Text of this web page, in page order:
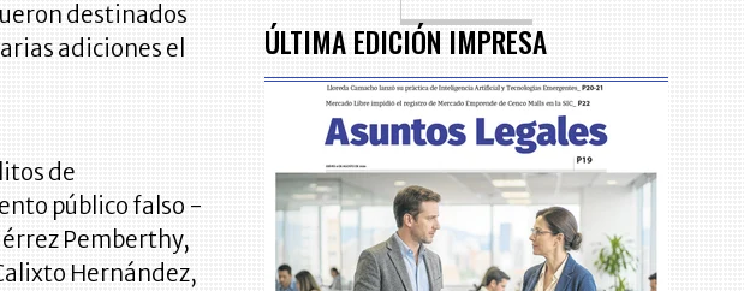
destinados
adiciones el
de
público falso -
Pemberthy,
Hernández,
ÚLTIMA EDICIÓN IMPRESA